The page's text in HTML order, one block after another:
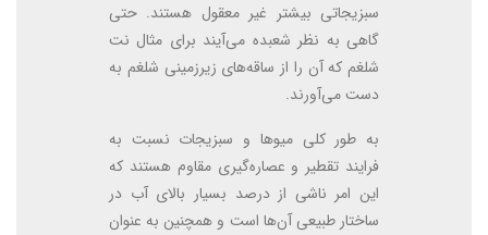
سبزیجاتی بیشتر غیر معقول هستند. حتی
گاهی به نظر شعبده می‌آیند برای مثال نت
شلغم که آن را از ساقه‌های زیرزمینی شلغم به
دست می‌آورند.
به طور کلی میو‌ها و سبزیجات نسبت به
فرایند تقطیر و عصاره‌گیری مقاوم هستند که
این امر ناشی از درصد بسیار بالای آب در
ساختار طبیعی آن‌ها است و همچنین به عنوان